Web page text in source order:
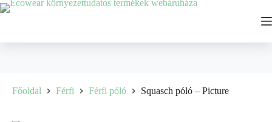
Főoldal Férfi Férfi póló Squasch póló – Picture